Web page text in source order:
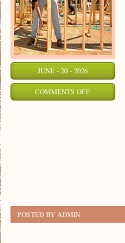
JUNE - 20 - 2026
COMMENTS OFFON
POSTED BY ADMIN